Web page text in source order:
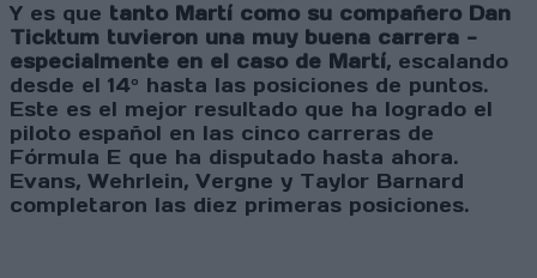
Y es que tanto Martí como su compañero Dan
Ticktum tuvieron una muy buena carrera -
especialmente en el caso de Martí, escalando
desde el 14º hasta las posiciones de puntos.
Este es el mejor resultado que ha logrado el
piloto español en las cinco carreras de
Fórmula E que ha disputado hasta ahora.
Evans, Wehrlein, Vergne y Taylor Barnard
completaron las diez primeras posiciones.